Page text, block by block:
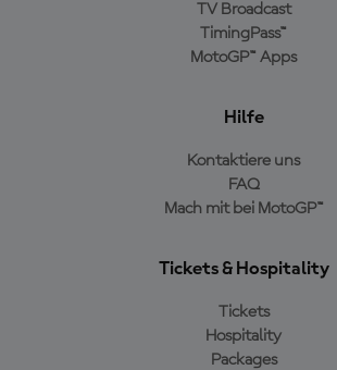
TV Broadcast
TimingPass™
MotoGP™ Apps
Hilfe
Kontaktiere uns
FAQ
Mach mit bei MotoGP™
Tickets & Hospitality
Tickets
Hospitality
Packages